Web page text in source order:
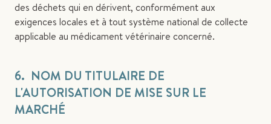
des déchets qui en dérivent, conformément aux
exigences locales et à tout système national de collecte
applicable au médicament vétérinaire concerné.
6. NOM DU TITULAIRE DE
L'AUTORISATION DE MISE SUR LE
MARCHÉ